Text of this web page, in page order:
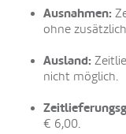
Ausnahmen:
ohne
Ausland:
nicht möglich.
€ 6,00.